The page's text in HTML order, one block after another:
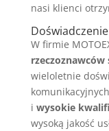
nasi klienci
W firmie
wieloletnie
i wysokie
wysoką jakość